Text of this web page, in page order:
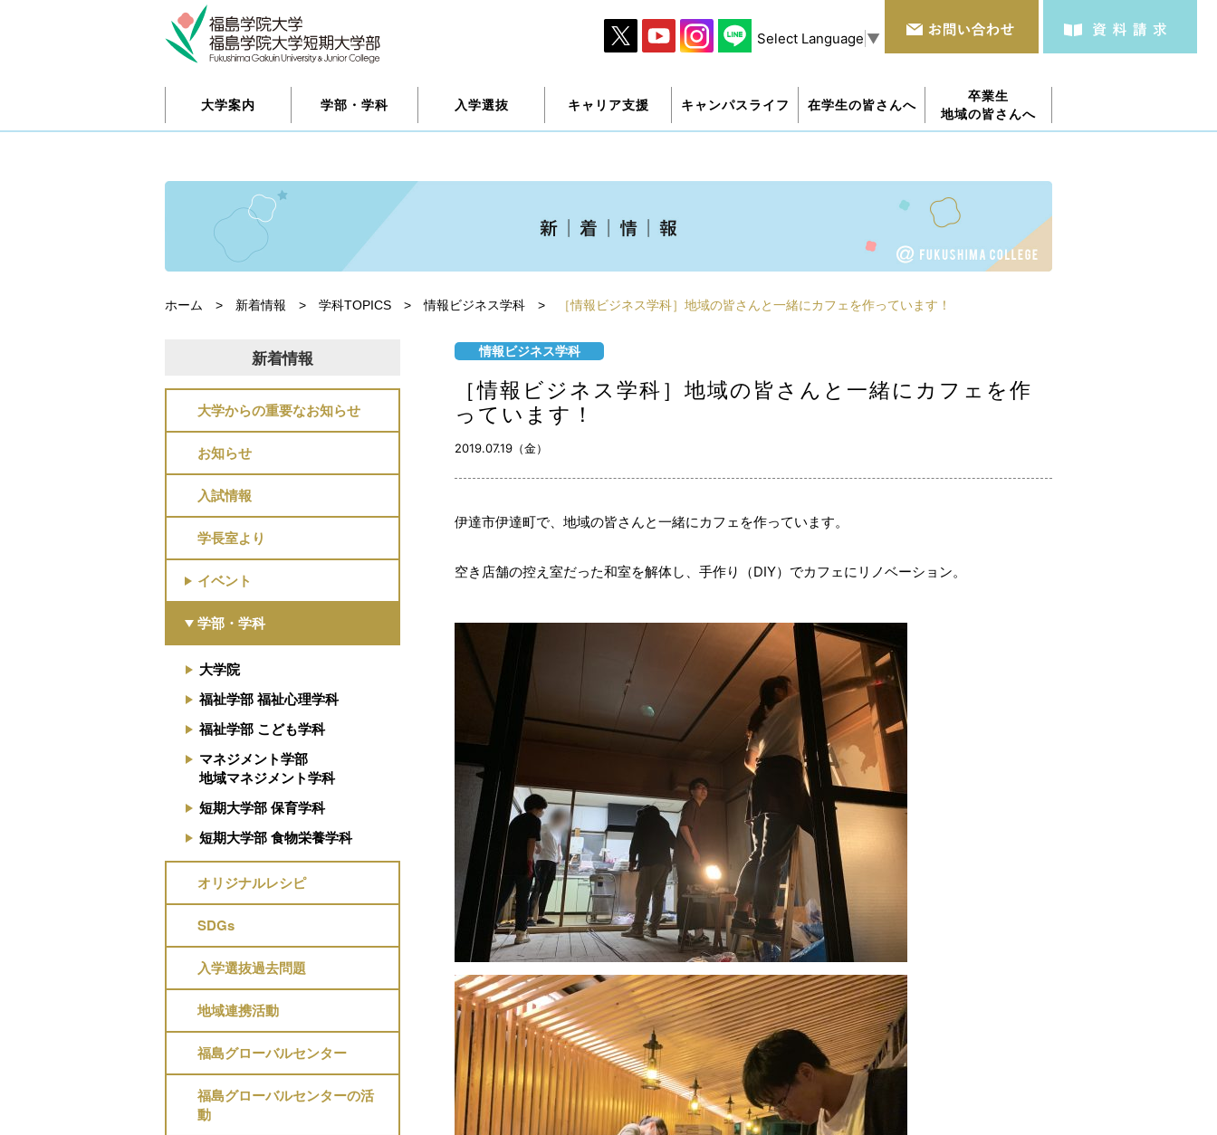
Select Language ▼
大学案内 学部・学科 入学選抜 キャリア支援 キャンパスライフ 在学生の皆さんへ
卒業生
地域の皆さんへ
ホーム > 新着情報 > 学科TOPICS >情報ビジネス学科 > ［情報ビジネス学科］地域の皆さんと一緒にカフェを作っています！
新着情報
大学からの重要なお知らせ
お知らせ
入試情報
学長室より
イベント
学部・学科
大学院
福祉学部 福祉心理学科
福祉学部 こども学科
マネジメント学部
地域マネジメント学科
短期大学部 保育学科
短期大学部 食物栄養学科
オリジナルレシピ
SDGs
入学選抜過去問題
地域連携活動
福島グローバルセンター
福島グローバルセンターの活
動
情報ビジネス学科
［情報ビジネス学科］地域の皆さんと一緒にカフェを作
っています！
2019.07.19（金）
伊達市伊達町で、地域の皆さんと一緒にカフェを作っています。
空き店舗の控え室だった和室を解体し、手作り（DIY）でカフェにリノベーション。